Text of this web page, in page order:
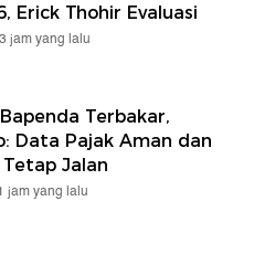
Erick Thohir Evaluasi
3 jam yang lalu
Terbakar,
Data Pajak Aman dan
Tetap Jalan
jam yang lalu